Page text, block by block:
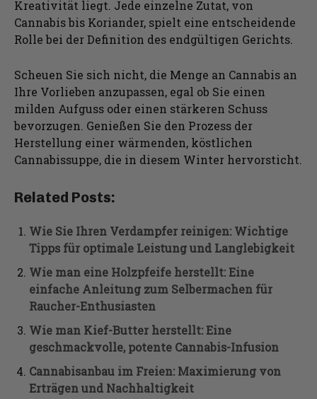
Kreativität liegt. Jede einzelne Zutat, von
Cannabis bis Koriander, spielt eine entscheidende
Rolle bei der Definition des endgültigen Gerichts.
Scheuen Sie sich nicht, die Menge an Cannabis an
Ihre Vorlieben anzupassen, egal ob Sie einen
milden Aufguss oder einen stärkeren Schuss
bevorzugen. Genießen Sie den Prozess der
Herstellung einer wärmenden, köstlichen
Cannabissuppe, die in diesem Winter hervorsticht.
Related Posts:
Wie Sie Ihren Verdampfer reinigen: Wichtige
Tipps für optimale Leistung und Langlebigkeit
Wie man eine Holzpfeife herstellt: Eine
einfache Anleitung zum Selbermachen für
Raucher-Enthusiasten
Wie man Kief-Butter herstellt: Eine
geschmackvolle, potente Cannabis-Infusion
Cannabisanbau im Freien: Maximierung von
Erträgen und Nachhaltigkeit